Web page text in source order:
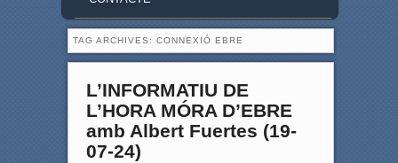
TAG ARCHIVES: CONNEXIÓ EBRE
L’INFORMATIU DE
L’HORA MÓRA D’EBRE
amb Albert Fuertes (19-
07-24)